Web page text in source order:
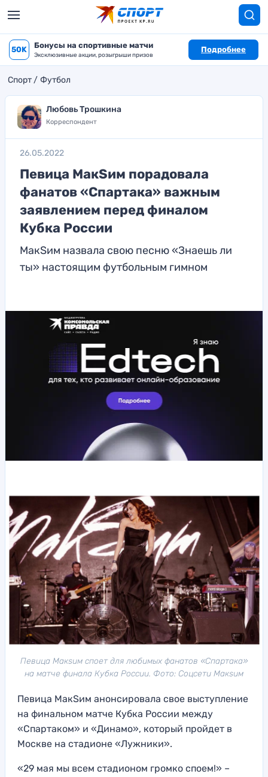
50K Бонусы на спортивные матчи
Эксклюзивные акции, розыгрыши призов
Подробнее
Спорт Футбол
Любовь Трошкина
Корреспондент
26.05.2022
Певица МакSим порадовала
фанатов «Спартака» важным
заявлением перед финалом
Кубка России
МакSим назвала свою песню «Знаешь ли
ты» настоящим футбольным гимном
Певица Макsим споет для любимых фанатов «Спартака»
на матче финала Кубка России. Фото: Соцсети Макsим
Певица МакSим анонсировала свое выступление
на финальном матче Кубка России между
«Спартаком» и «Динамо», который пройдет в
Москве на стадионе «Лужники».
«29 мая мы всем стадионом громко споем!» –